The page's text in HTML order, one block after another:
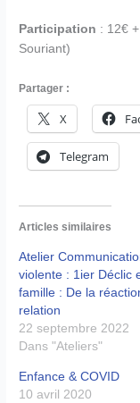
Participation : 12€
Souriant)
Partager :
X
Telegram
Articles similaires
Atelier
violente : 1ier Déclic
famille : De la
relation
22 septembre 2022
Dans "Ateliers"
Enfance & COVID
10 avril 2020